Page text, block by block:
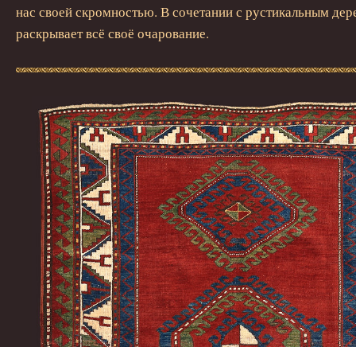
нас своей скромностью. В сочетании с рустикальным
раскрывает всё своё очарование.